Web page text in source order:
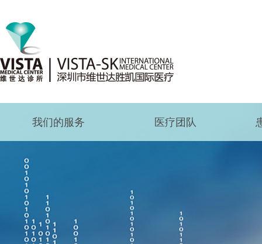
我们的服务 医疗团队